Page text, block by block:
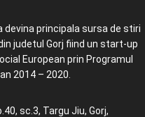
devina principala sursa de stiri
judetul Gorj fiind un start-up
European prin Programul
2014 – 2020.
sc.3, Targu Jiu, Gorj,